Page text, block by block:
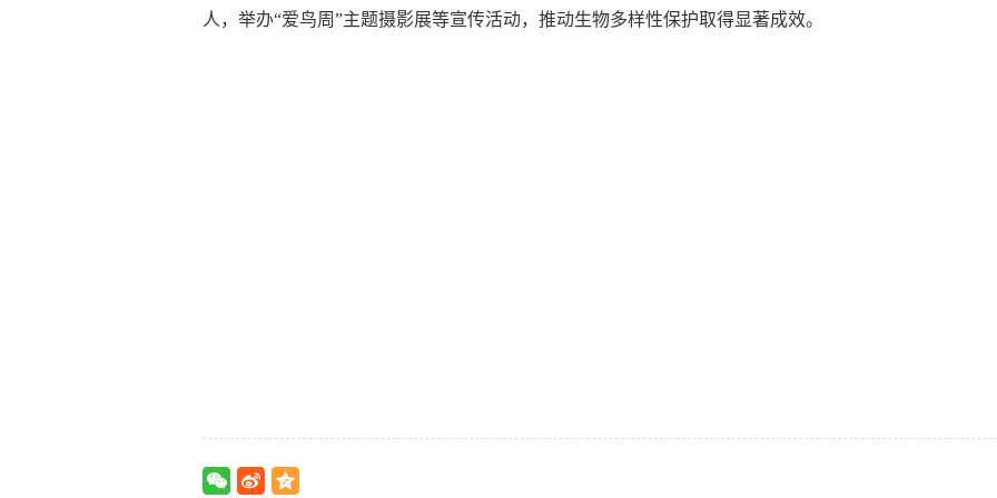
人，举办“爱鸟周”主题摄影展等宣传活动，推动生物多样性保护取得显著成效。